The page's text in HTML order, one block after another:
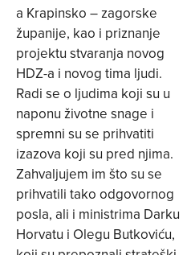
a Krapinsko – zagorske
županije, kao i priznanje
projektu stvaranja novog
HDZ-a i novog tima ljudi.
Radi se o ljudima koji su u
naponu životne snage i
spremni su se prihvatiti
izazova koji su pred njima.
Zahvaljujem im što su se
prihvatili tako odgovornog
posla, ali i ministrima Darku
Horvatu i Olegu Butkoviću,